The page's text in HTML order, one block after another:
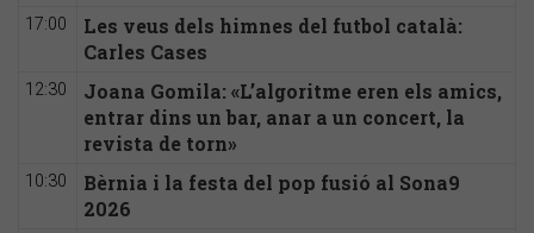
17:00
Les veus dels himnes del futbol català:
Carles Cases
12:30
Joana Gomila: «L’algoritme eren els amics,
entrar dins un bar, anar a un concert, la
revista de torn»
10:30
Bèrnia i la festa del pop fusió al Sona9
2026